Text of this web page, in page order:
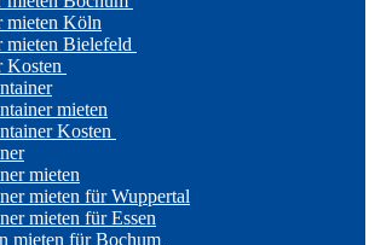
mieten Köln
mieten Bielefeld
Kosten
mieten
Kosten
mieten
mieten für Wuppertal
mieten für Essen
mieten für Bochum